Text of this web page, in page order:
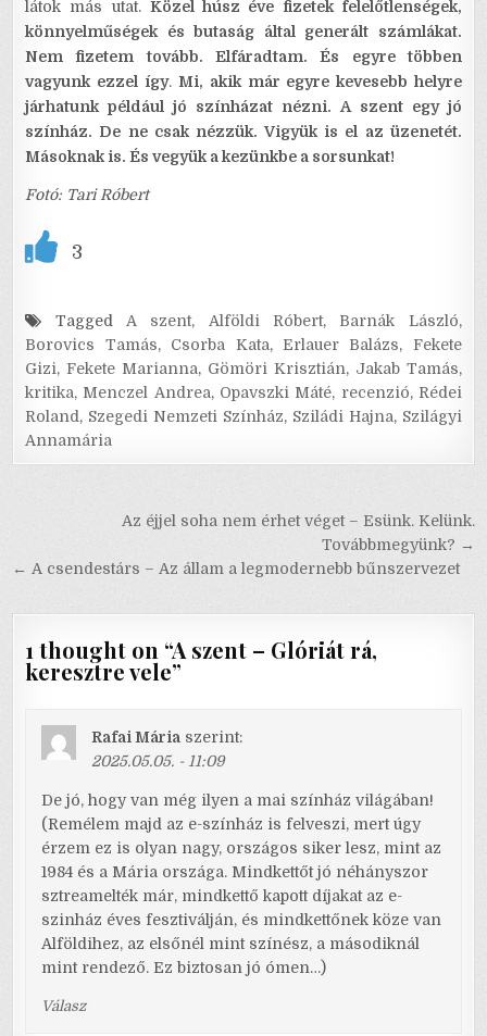
látok más utat. Közel húsz éve fizetek felelőtlenségek,
könnyelműségek és butaság által generált számlákat.
Nem fizetem tovább. Elfáradtam. És egyre többen
vagyunk ezzel így.Mi, akik már egyre kevesebb helyre
járhatunk például jó színházat nézni. A szent egy jó
színház. De ne csak nézzük. Vigyük is el az üzenetét.
Másoknak is. És vegyük a kezünkbe a sorsunkat!
Fotó: Tari Róbert
3
Tagged A szent, Alföldi Róbert, Barnák László,
Borovics Tamás, Csorba Kata, Erlauer Balázs, Fekete
Gizi,Fekete Marianna, Gömöri Krisztián, Jakab Tamás,
kritika, Menczel Andrea, Opavszki Máté, recenzió, Rédei
Roland, Szegedi Nemzeti Színház, Sziládi Hajna, Szilágyi
Annamária
Bejegyzés
navigáció
Az éjjel soha nem érhet véget – Esünk. Kelünk.
Továbbmegyünk? →
← A csendestárs – Az állam a legmodernebb bűnszervezet
1 thought on “A szent – Glóriát rá,
keresztre vele”
Rafai Mária szerint:
2025.05.05. - 11:09
De jó, hogy van még ilyen a mai színház világában!
(Remélem majd az e-színház is felveszi, mert úgy
érzem ez is olyan nagy, országos siker lesz, mint az
1984 és a Mária országa. Mindkettőt jó néhányszor
sztreamelték már, mindkettő kapott díjakat az e-
szinház éves fesztiválján, és mindkettőnek köze van
Alföldihez, az elsőnél mint színész, a másodiknál
mint rendező. Ez biztosan jó ómen…)
Válasz